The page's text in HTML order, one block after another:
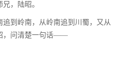
，陆昭。
到岭南，从岭南追到川蜀，又从
，问清楚一句话——